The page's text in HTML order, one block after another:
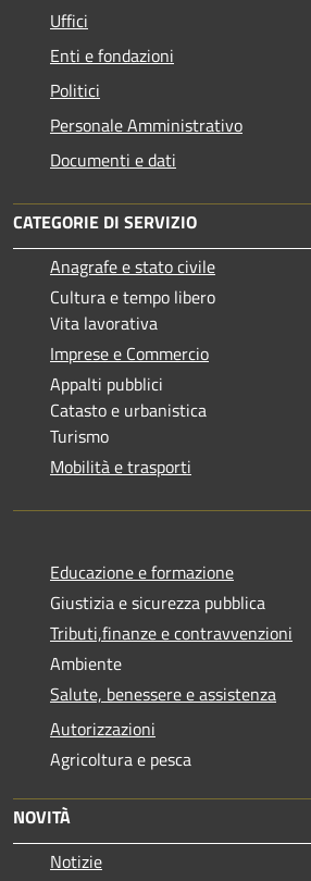
Uffici
Enti e fondazioni
Politici
Personale Amministrativo
Documenti e dati
CATEGORIE DI SERVIZIO
Anagrafe e stato civile
Cultura e tempo libero
Vita lavorativa
Imprese e Commercio
Appalti pubblici
Catasto e urbanistica
Turismo
Mobilità e trasporti
Educazione e formazione
Giustizia e sicurezza pubblica
Tributi,finanze e contravvenzioni
Ambiente
Salute, benessere e assistenza
Autorizzazioni
Agricoltura e pesca
NOVITÀ
Notizie